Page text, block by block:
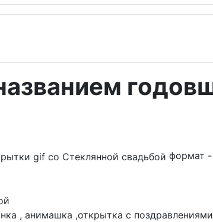
формат -
, анимашка ,открытка с